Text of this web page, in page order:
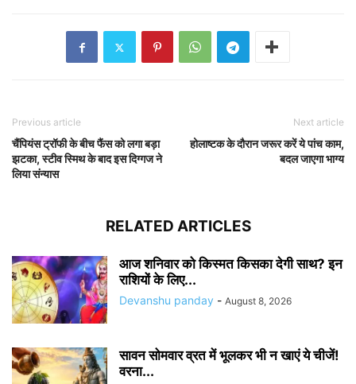
Previous article
चैंपियंस ट्रॉफी के बीच फैंस को लगा बड़ा
झटका, स्टीव स्मिथ के बाद इस दिग्गज ने
लिया संन्यास
Next article
होलाष्टक के दौरान जरूर करें ये पांच काम,
बदल जाएगा भाग्य
RELATED ARTICLES
आज शनिवार को किस्मत किसका देगी साथ? इन
राशियों के लिए...
Devanshu panday - August 8, 2026
सावन सोमवार व्रत में भूलकर भी न खाएं ये चीजें!
वरना...